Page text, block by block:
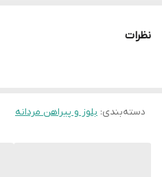
نظرات
دسته‌بندی: بلوز و پیراهن مردانه